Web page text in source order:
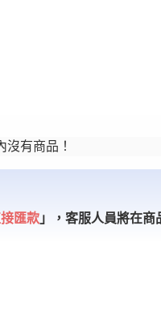
有商品！
匯款 」， 客服人員將在商